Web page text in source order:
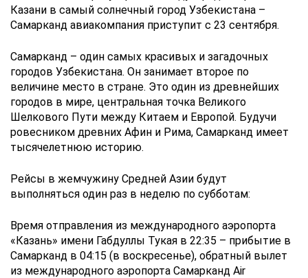
Казани в самый солнечный город Узбекистана –
Самарканд авиакомпания приступит с 23 сентября.
Самарканд – один самых красивых и загадочных
городов Узбекистана. Он занимает второе по
величине место в стране. Это один из древнейших
городов в мире, центральная точка Великого
Шелкового Пути между Китаем и Европой. Будучи
ровесником древних Афин и Рима, Самарканд имеет
тысячелетнюю историю.
Рейсы в жемчужину Средней Азии будут
выполняться один раз в неделю по субботам:
Время отправления из международного аэропорта
«Казань» имени Габдуллы Тукая в 22:35 – прибытие в
Самарканд в 04:15 (в воскресенье), обратный вылет
из международного аэропорта Самарканд Air